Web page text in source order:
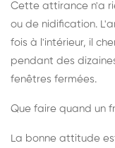
Cette attirance n'a
ou de nidification.
fois à l'intérieur, il
pendant des
fenêtres fermées.
Que faire quand un
La bonne attitude